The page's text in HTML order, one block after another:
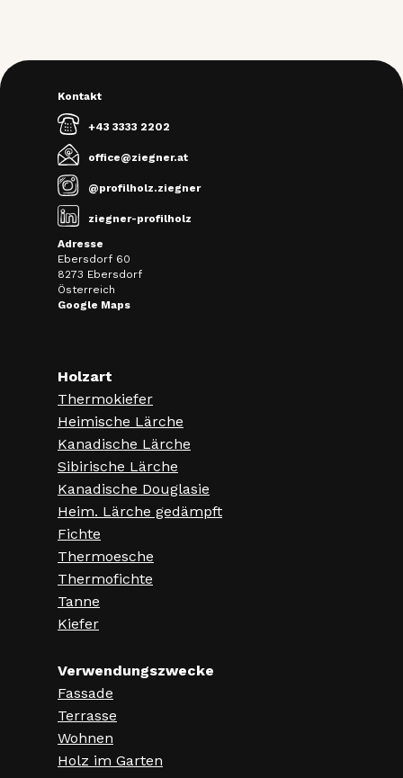
Kontakt
+43 3333 2202
office@ziegner.at
@profilholz.ziegner
ziegner-profilholz
Adresse
Ebersdorf 60
8273 Ebersdorf
Österreich
Google Maps
Holzart
Thermokiefer
Heimische Lärche
Kanadische Lärche
Sibirische Lärche
Kanadische Douglasie
Heim. Lärche gedämpft
Fichte
Thermoesche
Thermofichte
Tanne
Kiefer
Verwendungszwecke
Fassade
Terrasse
Wohnen
Holz im Garten